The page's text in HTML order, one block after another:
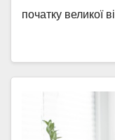
початку великої